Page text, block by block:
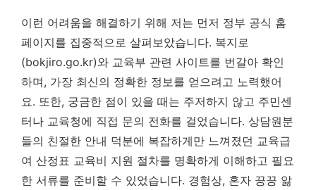
이런 어려움을 해결하기 위해 저는 먼저 정부 공식 홈
페이지를 집중적으로 살펴보았습니다. 복지로
(bokjiro.go.kr)와 교육부 관련 사이트를 번갈아 확인
하며, 가장 최신의 정확한 정보를 얻으려고 노력했어
요. 또한, 궁금한 점이 있을 때는 주저하지 않고 주민센
터나 교육청에 직접 문의 전화를 걸었습니다. 상담원분
들의 친절한 안내 덕분에 복잡하게만 느껴졌던 교육급
여 산정표 교육비 지원 절차를 명확하게 이해하고 필요
한 서류를 준비할 수 있었습니다. 경험상, 혼자 끙끙 앓